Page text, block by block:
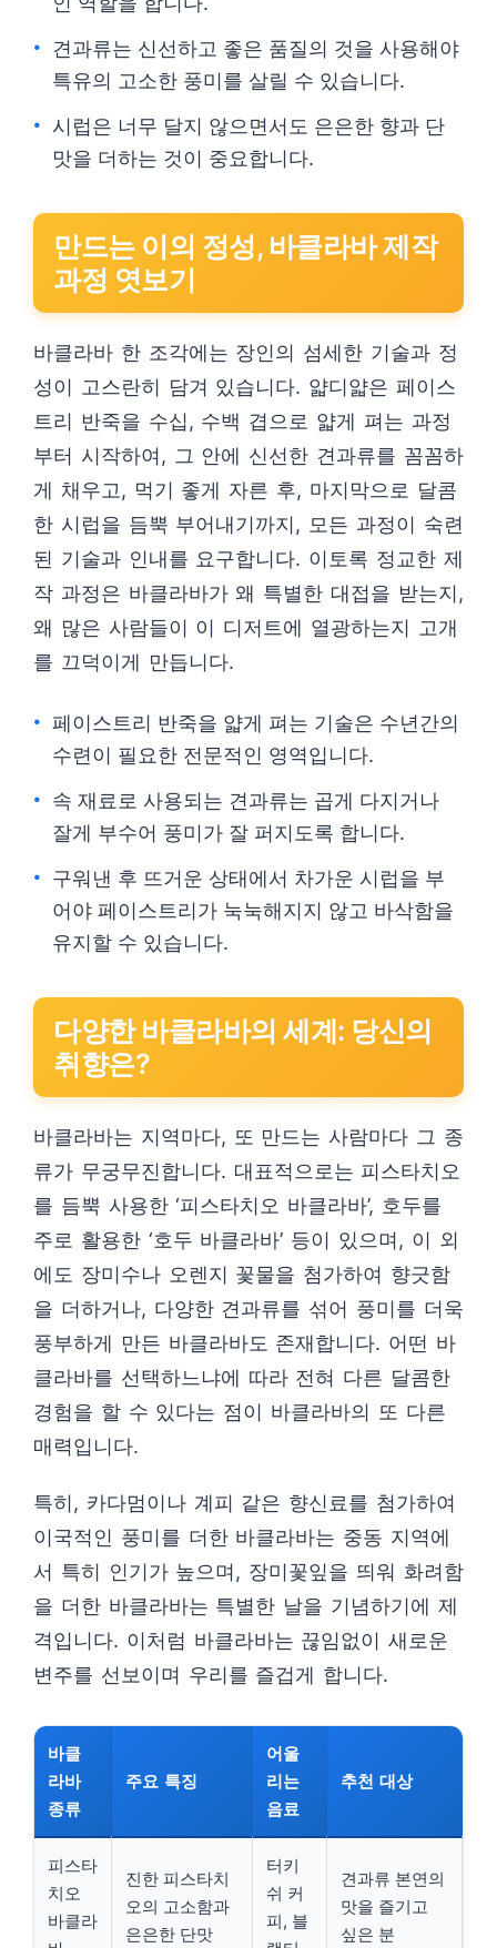
견과류는 신선하고 좋은 품질의 것을 사용해야
특유의 고소한 풍미를 살릴 수 있습니다.
시럽은 너무 달지 않으면서도 은은한 향과 단
맛을 더하는 것이 중요합니다.
만드는 이의 정성, 바클라바 제작
과정 엿보기
바클라바 한 조각에는 장인의 섬세한 기술과 정
성이 고스란히 담겨 있습니다. 얇디얇은 페이스
트리 반죽을 수십, 수백 겹으로 얇게 펴는 과정
부터 시작하여, 그 안에 신선한 견과류를 꼼꼼하
게 채우고, 먹기 좋게 자른 후, 마지막으로 달콤
한 시럽을 듬뿍 부어내기까지, 모든 과정이 숙련
된 기술과 인내를 요구합니다. 이토록 정교한 제
작 과정은 바클라바가 왜 특별한 대접을 받는지,
왜 많은 사람들이 이 디저트에 열광하는지 고개
를 끄덕이게 만듭니다.
페이스트리 반죽을 얇게 펴는 기술은 수년간의
수련이 필요한 전문적인 영역입니다.
속 재료로 사용되는 견과류는 곱게 다지거나
잘게 부수어 풍미가 잘 퍼지도록 합니다.
구워낸 후 뜨거운 상태에서 차가운 시럽을 부
어야 페이스트리가 눅눅해지지 않고 바삭함을
유지할 수 있습니다.
다양한 바클라바의 세계: 당신의
취향은?
바클라바는 지역마다, 또 만드는 사람마다 그 종
류가 무궁무진합니다. 대표적으로는 피스타치오
를 듬뿍 사용한 ‘피스타치오 바클라바’, 호두를
주로 활용한 ‘호두 바클라바’ 등이 있으며, 이 외
에도 장미수나 오렌지 꽃물을 첨가하여 향긋함
을 더하거나, 다양한 견과류를 섞어 풍미를 더욱
풍부하게 만든 바클라바도 존재합니다. 어떤 바
클라바를 선택하느냐에 따라 전혀 다른 달콤한
경험을 할 수 있다는 점이 바클라바의 또 다른
매력입니다.
특히, 카다멈이나 계피 같은 향신료를 첨가하여
이국적인 풍미를 더한 바클라바는 중동 지역에
서 특히 인기가 높으며, 장미꽃잎을 띄워 화려함
을 더한 바클라바는 특별한 날을 기념하기에 제
격입니다. 이처럼 바클라바는 끊임없이 새로운
변주를 선보이며 우리를 즐겁게 합니다.
바클
라바
종류
주요 특징
어울
리는
음료
추천 대상
피스타
치오
바클라
진한 피스타치
오의 고소함과
은은한 단맛
터키
쉬 커
피, 블
견과류 본연의
맛을 즐기고
싶은 분